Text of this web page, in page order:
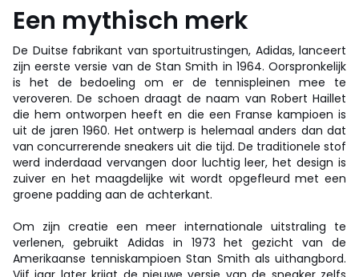
Een mythisch merk
De Duitse fabrikant van sportuitrustingen, Adidas, lanceert
zijn eerste versie van de Stan Smith in 1964. Oorspronkelijk
is het de bedoeling om er de tennispleinen mee te
veroveren. De schoen draagt de naam van Robert Haillet
die hem ontworpen heeft en die een Franse kampioen is
uit de jaren 1960. Het ontwerp is helemaal anders dan dat
van concurrerende sneakers uit die tijd. De traditionele stof
werd inderdaad vervangen door luchtig leer, het design is
zuiver en het maagdelijke wit wordt opgefleurd met een
groene padding aan de achterkant.
Om zijn creatie een meer internationale uitstraling te
verlenen, gebruikt Adidas in 1973 het gezicht van de
Amerikaanse tenniskampioen Stan Smith als uithangbord.